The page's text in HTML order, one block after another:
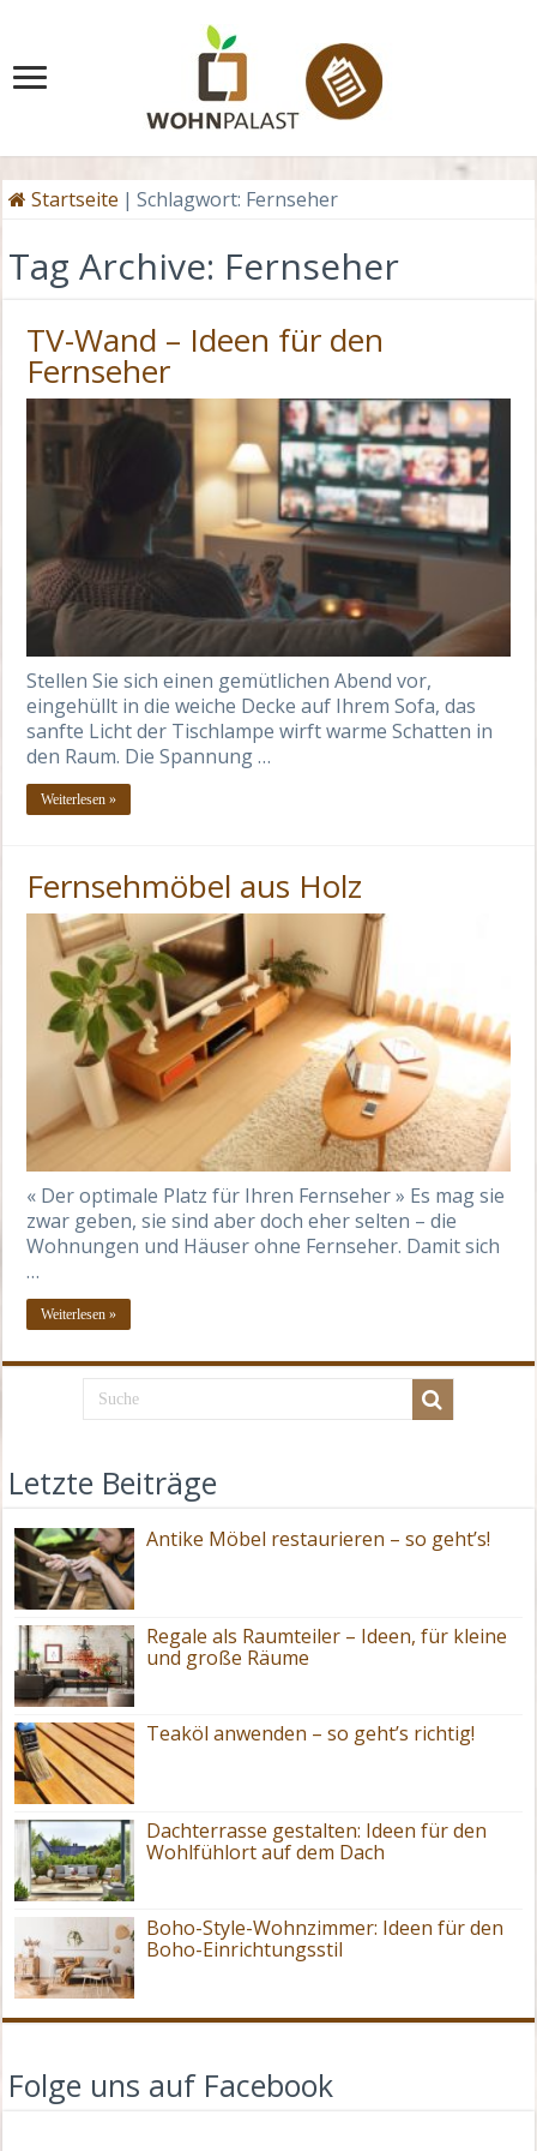
Startseite | Schlagwort: Fernseher
Tag Archive: Fernseher
TV-Wand – Ideen für den
Fernseher
Stellen Sie sich einen gemütlichen Abend vor,
eingehüllt in die weiche Decke auf Ihrem Sofa, das
sanfte Licht der Tischlampe wirft warme Schatten in
den Raum. Die Spannung …
Weiterlesen »
Fernsehmöbel aus Holz
« Der optimale Platz für Ihren Fernseher » Es mag sie
zwar geben, sie sind aber doch eher selten – die
Wohnungen und Häuser ohne Fernseher. Damit sich
…
Weiterlesen »
Letzte Beiträge
Antike Möbel restaurieren – so geht’s!
Regale als Raumteiler – Ideen, für kleine
und große Räume
Teaköl anwenden – so geht’s richtig!
Dachterrasse gestalten: Ideen für den
Wohlfühlort auf dem Dach
Boho-Style-Wohnzimmer: Ideen für den
Boho-Einrichtungsstil
Folge uns auf Facebook